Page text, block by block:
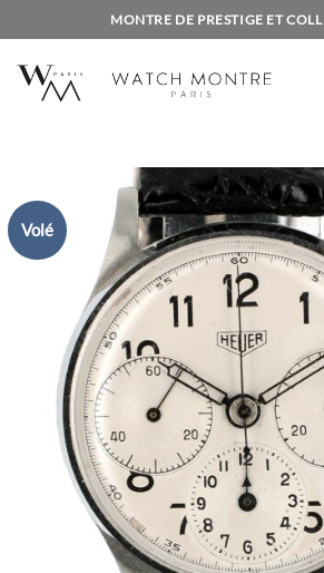
au
contenu
MONTRE DE PRESTIGE ET
Volé